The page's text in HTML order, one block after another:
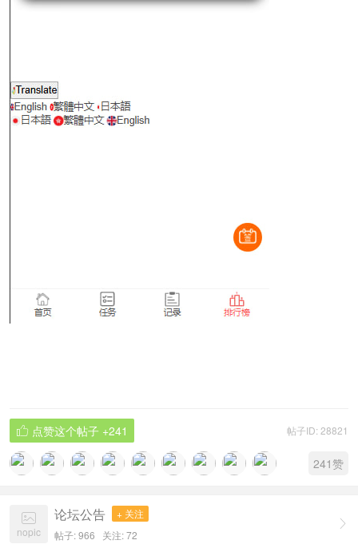
帖子ID: 28821
 点赞这个帖子 +241
241赞


nopic
论坛公告
+ 关注
帖子: 966 关注:72